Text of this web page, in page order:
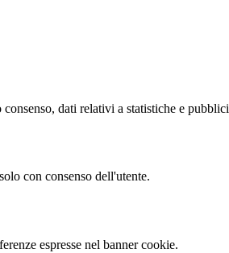
dati relativi a statistiche e
con consenso dell'utente.
espresse nel banner cookie.